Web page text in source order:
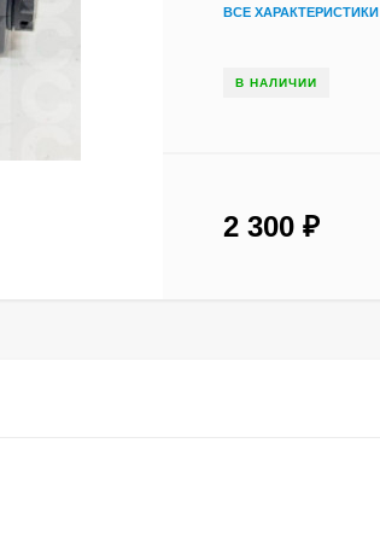
ВСЕ ХАРАКТЕРИСТИКИ
В НАЛИЧИИ
2 300₽